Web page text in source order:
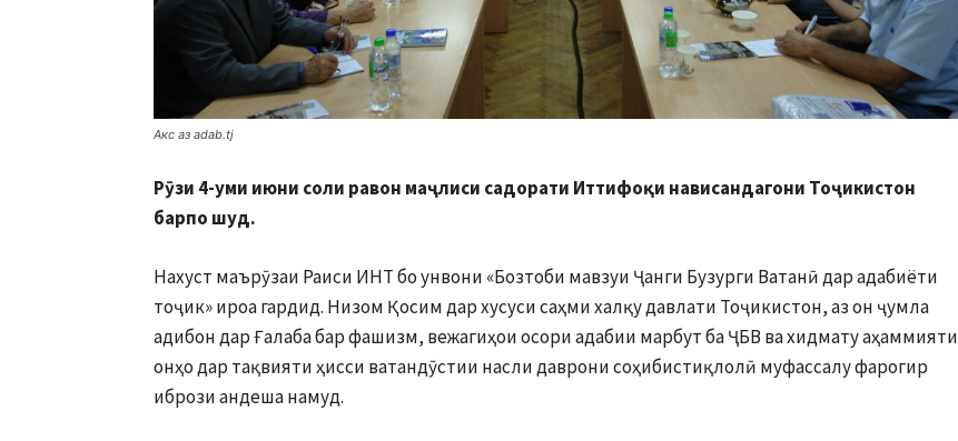
Акс аз adab.tj
Рӯзи 4-уми июни соли равон маҷлиси садорати Иттифоқи нависандагони Тоҷикистон
барпо шуд.
Нахуст маърӯзаи Раиси ИНТ бо унвони «Бозтоби мавзуи Ҷанги Бузурги Ватанӣ дар адабиёти
тоҷик» ироа гардид. Низом Қосим дар хусуси саҳми халқу давлати Тоҷикистон, аз он ҷумла
адибон дар Ғалаба бар фашизм, вежагиҳои осори адабии марбут ба ҶБВ ва хидмату аҳаммияти
онҳо дар тақвияти ҳисси ватандӯстии насли даврони соҳибистиқлолӣ муфассалу фарогир
ибрози андеша намуд.